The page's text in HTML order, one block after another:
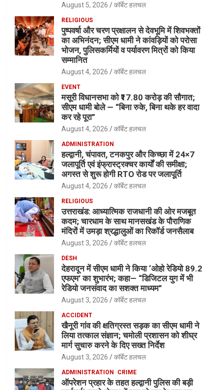
August 5, 2026 कॉर्बेट हलचल
RELIGIOUS
पुष्पवर्षा और चरण प्रक्षालन से देवभूमि में शिवभक्तों
का अभिनंदन; सीएम धामी ने कांवड़ियों को परोसा
भोजन, पुलिसकर्मियों व पर्यावरण मित्रों को किया
सम्मानित
August 4, 2026 कॉर्बेट हलचल
EVENT
मसूरी विधानसभा को ₹17.80 करोड़ की सौगात;
सीएम धामी बोले — “बिना रुके, बिना थके हर वादा
कर रहे पूरा”
August 4, 2026 कॉर्बेट हलचल
ADMINISTRATION
हल्द्वानी, चंपावत, टनकपुर और किच्छा में 24×7
जलापूर्ति एवं इंफ्रास्ट्रक्चर कार्यों की समीक्षा;
अगस्त से शुरू होगी RTO रोड पर जलापूर्ति
August 4, 2026 कॉर्बेट हलचल
RELIGIOUS
उत्तराखंड: आध्यात्मिक राजधानी की ओर मजबूत
कदम; चारधाम के साथ मानसखंड के पौराणिक
मंदिरों में उमड़ा श्रद्धालुओं का रिकॉर्ड जनसैलाब
August 3, 2026 कॉर्बेट हलचल
DESH
देहरादून में सीएम धामी ने किया ‘ओहो रेडियो 89.2
एफएम’ का शुभारंभ; कहा— “डिजिटल युग में भी
रेडियो जनसंवाद का सशक्त माध्यम”
August 3, 2026 कॉर्बेट हलचल
ACCIDENT
खैनूरी गांव की क्षतिग्रस्त सड़क का सीएम धामी ने
लिया तत्काल संज्ञान; चमोली प्रशासन को शीघ्र
मार्ग सुचारु करने के दिए सख्त निर्देश
August 3, 2026 कॉर्बेट हलचल
ADMINISTRATION CRIME
ऑपरेशन प्रहार के तहत हल्द्वानी पुलिस की बड़ी